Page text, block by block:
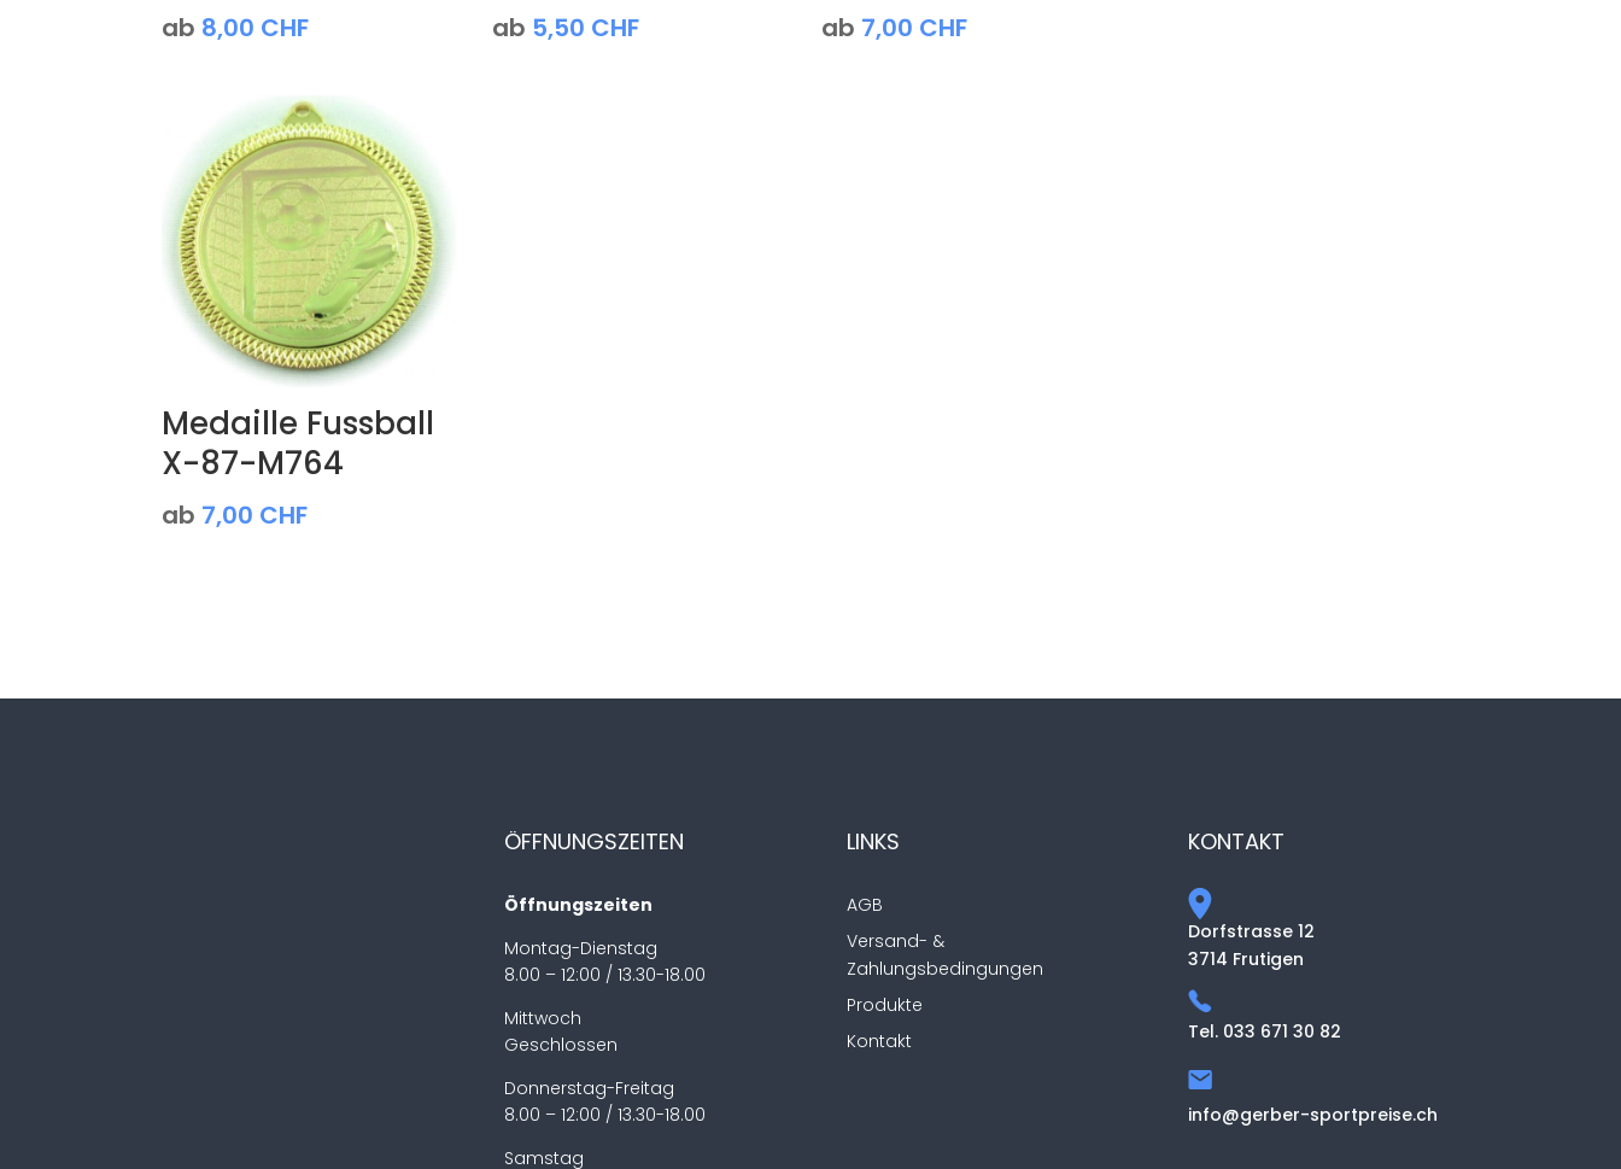
ab 8,00 CHF ab 5,50 CHF ab 7,00 CHF
Medaille Fussball
X-87-M764
ab 7,00 CHF
ÖFFNUNGSZEITEN
Öffnungszeiten
Montag-Dienstag
8.00 – 12:00 / 13.30-18.00
Mittwoch
Geschlossen
Donnerstag-Freitag
8.00 – 12:00 / 13.30-18.00
Samstag
LINKS
AGB
Versand- &
Zahlungsbedingungen
Produkte
Kontakt
KONTAKT
Dorfstrasse 12
3714 Frutigen
Tel. 033 671 30 82
info@gerber-sportpreise.ch